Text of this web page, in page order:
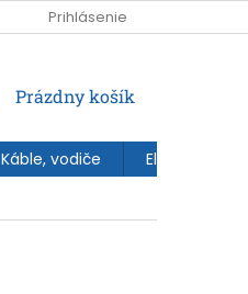
Prihlásenie
NÁKUPNÝ
Prázdny košík
Káble, vodiče